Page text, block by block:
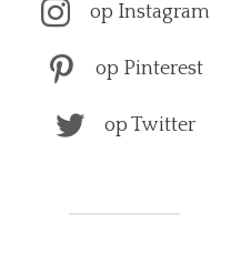
op Instagram
op Pinterest
op Twitter